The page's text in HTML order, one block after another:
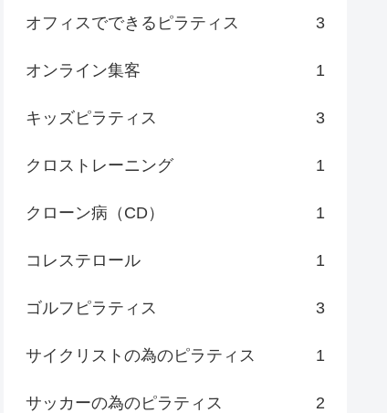
オフィスでできるピラティス 3
オンライン集客 1
キッズピラティス 3
クロストレーニング 1
クローン病（CD） 1
コレステロール 1
ゴルフピラティス 3
サイクリストの為のピラティス 1
サッカーの為のピラティス 2